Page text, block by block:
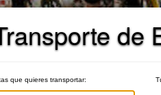
de
que quieres transportar: